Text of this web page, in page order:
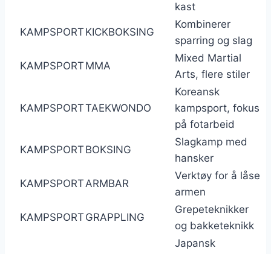
kast
KAMPSPORT KICKBOKSING
Kombinerer
sparring og slag
KAMPSPORT MMA
Mixed Martial
Arts, flere stiler
KAMPSPORTTAEKWONDO
Koreansk
kampsport, fokus
på fotarbeid
KAMPSPORT BOKSING
Slagkamp med
hansker
KAMPSPORTARMBAR
Verktøy for å låse
armen
KAMPSPORT GRAPPLING
Grepeteknikker
og bakketeknikk
Japansk